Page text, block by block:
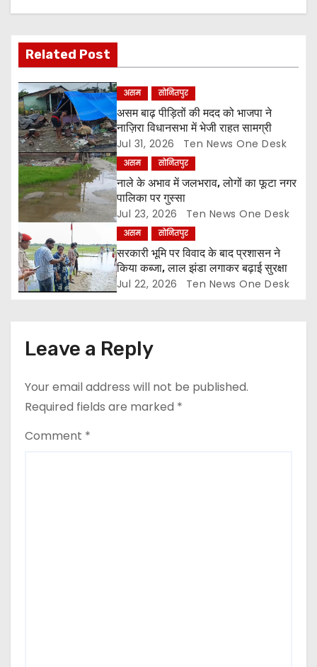
i
g
a
t
i
o
n
Related Post
असम सोनितपुर
असम बाढ़ पीड़ितों की मदद को भाजपा ने
नाज़िरा विधानसभा में भेजी राहत सामग्री
Jul 31, 2026 Ten News One Desk
असम सोनितपुर
नाले के अभाव में जलभराव, लोगों का फूटा नगर
पालिका पर गुस्सा
Jul 23, 2026 Ten News One Desk
असम सोनितपुर
सरकारी भूमि पर विवाद के बाद प्रशासन ने
किया कब्जा, लाल झंडा लगाकर बढ़ाई सुरक्षा
Jul 22, 2026 Ten News One Desk
Leave a Reply
Your email address will not be published.
Required fields are marked *
Comment *